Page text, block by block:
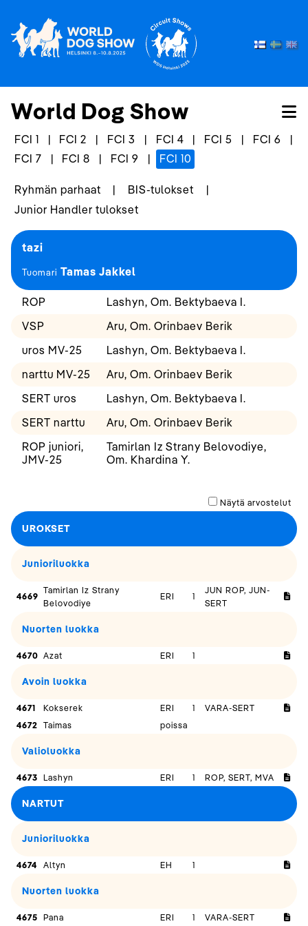
World Dog Show
FCI 1 | FCI 2 | FCI 3 | FCI 4 | FCI 5 | FCI 6
|
FCI 7
| FCI 8 | FCI 9 | FCI 10
Ryhmän parhaat | BIS-tulokset
|
Junior Handler tulokset
tazi
Tuomari Tamas Jakkel
ROP
Lashyn, Om. Bektybaeva I.
VSP
Aru, Om. Orinbaev Berik
uros MV-25
Lashyn, Om. Bektybaeva I.
narttu MV-25
Aru, Om. Orinbaev Berik
SERT uros
Lashyn, Om. Bektybaeva I.
SERT narttu
Aru, Om. Orinbaev Berik
ROP juniori,
JMV-25
Tamirlan Iz Strany Belovodiye,
Om. Khardina Y.
Näytä arvostelut
UROKSET
Junioriluokka
4669
Tamirlan Iz Strany
Belovodiye
ERI 1
JUN ROP, JUN-
SERT
Nuorten luokka
4670 Azat ERI 1
Avoin luokka
4671 Kokserek ERI 1
VARA-SERT
4672 Taimas poissa
Valioluokka
4673 Lashyn ERI 1 ROP, SERT, MVA
NARTUT
Junioriluokka
4674 Altyn EH 1
Nuorten luokka
4675 Pana ERI 1 VARA-SERT